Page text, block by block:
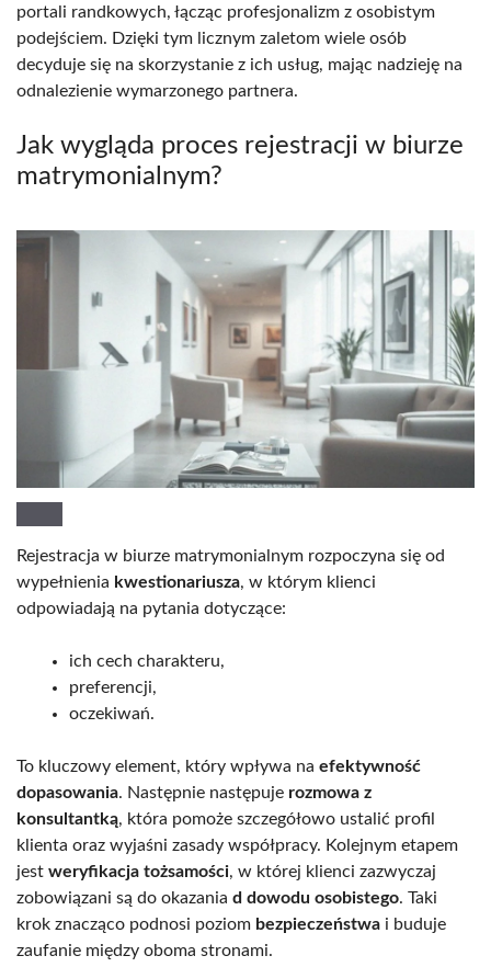
portali randkowych, łącząc profesjonalizm z osobistym
podejściem. Dzięki tym licznym zaletom wiele osób
decyduje się na skorzystanie z ich usług, mając nadzieję na
odnalezienie wymarzonego partnera.
Jak wygląda proces rejestracji w biurze
matrymonialnym?
Rejestracja w biurze matrymonialnym rozpoczyna się od
wypełnienia kwestionariusza, w którym klienci
odpowiadają na pytania dotyczące:
ich cech charakteru,
preferencji,
oczekiwań.
To kluczowy element, który wpływa na efektywność
dopasowania. Następnie następuje rozmowa z
konsultantką, która pomoże szczegółowo ustalić profil
klienta oraz wyjaśni zasady współpracy. Kolejnym etapem
jest weryfikacja tożsamości, w której klienci zazwyczaj
zobowiązani są do okazania d dowodu osobistego. Taki
krok znacząco podnosi poziom bezpieczeństwa i buduje
zaufanie między oboma stronami.